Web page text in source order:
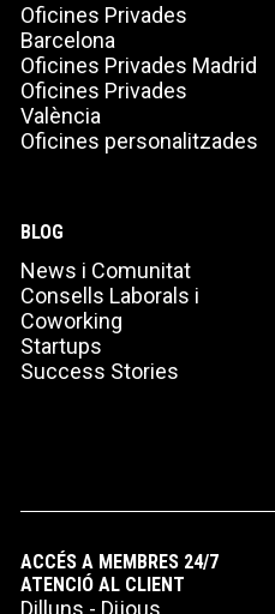
Oficines Privades
Barcelona
Oficines Privades Madrid
Oficines Privades
València
Oficines personalitzades
BLOG
News i Comunitat
Consells Laborals i
Coworking
Startups
Success Stories
ACCÉS A MEMBRES 24/7
ATENCIÓ AL CLIENT
Dilluns - Dijous